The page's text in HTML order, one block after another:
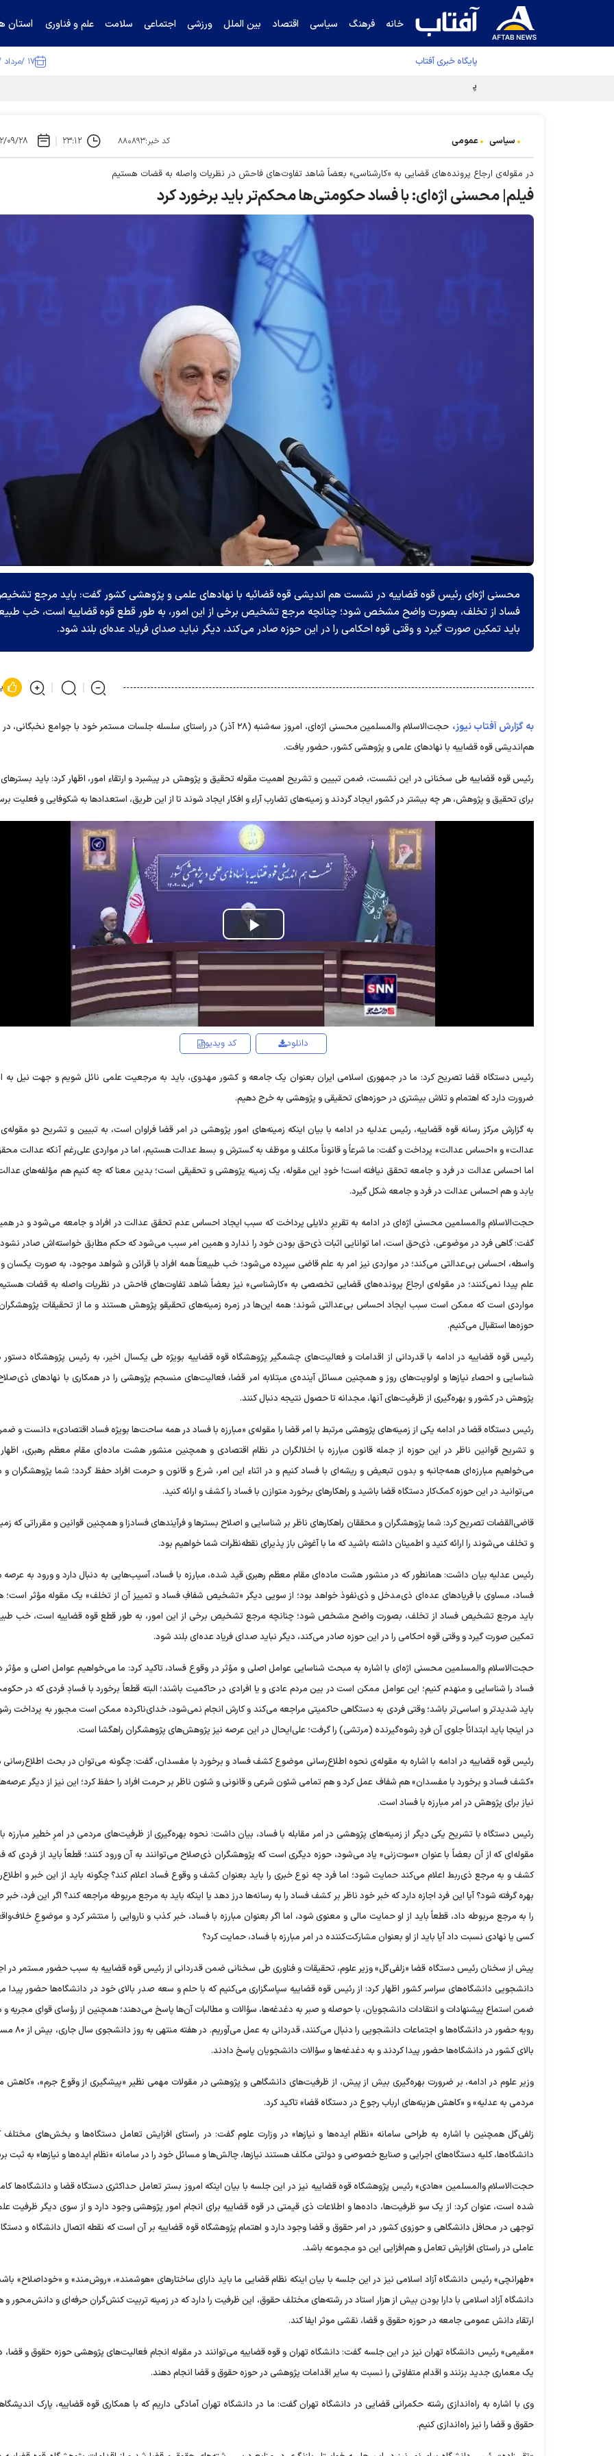
خانه فرهنگ سیاسی اقتصاد بین الملل ورزشی اجتماعی سلامت علم و فناوری استان
پایگاه خبری آفتاب ۱۷ /مرداد /۱۴۰۵
پرس تی‌وی: تفاهم ایران-عمان در دسترس است
سیاسی عمومی کد خبر:۸۸۰۸۹۳ ۲۳:۱۲ ۱۴۰۲/
در مقوله‌ی ارجاع پرونده‌های قضایی به «کارشناسی» بعضاً شاهد تفاوت‌های فاحش در نظریات واصله به قضات هستیم
فیلم| محسنی اژه‌ای: با فساد حکومتی‌ها محکم‌تر باید برخورد کرد
محسنی اژه‌ای رئیس قوه قضاییه در نشست هم اندیشی قوه قضائیه با نهاد‌های علمی و پژوهشی کشور گفت: باید مرجع
فساد از تخلف، بصورت واضح مشخص شود؛ چنانچه مرجع تشخیص برخی از این امور، به طور قطع قوه قضاییه است، خب
باید تمکین صورت گیرد و وقتی قوه احکامی را در این حوزه صادر می‌کند، دیگر نباید صدای فریاد عده‌ای بلند شود.
به گزارش آفتاب نیوز،
حجت‌الاسلام والمسلمین محسنی اژه‌ای، امروز سه‌شنبه (۲۸ آذر) در راستای سلسله جلسات مستمر خود با جوامع
هم‌اندیشی قوه قضاییه با نهاد‌های علمی و پژوهشی کشور، حضور یافت.
رئیس قوه قضاییه طی سخنانی در این نشست، ضمن تبیین و تشریح اهمیت مقوله تحقیق و پژوهش در پیشبرد و ارتقاء امور، اظهار کرد: باید
برای تحقیق و پژوهش، هر چه بیشتر در کشور ایجاد گردند و زمینه‌های تضارب آراء و افکار ایجاد شوند تا از این طریق، استعداد‌ها به شکوفایی و فعلیت
Play
Video
کد ویدیو دانلود
رئیس دستگاه قضا تصریح کرد: ما در جمهوری اسلامی ایران بعنوان یک جامعه و کشور مهدوی، باید به مرجعیت علمی نائل شویم و جهت نیل به
ضرورت دارد که اهتمام و تلاش بیشتری در حوزه‌های تحقیقی و پژوهشی به خرج دهیم.
به گزارش مرکز رسانه قوه قضاییه، رئیس عدلیه در ادامه با بیان اینکه زمینه‌های امور پژوهشی در امر قضا فراوان است، به تبیین و تشریح دو
عدالت» و «احساس عدالت» پرداخت و گفت: ما شرعاً و قانوناً مکلف و موظف به گسترش و بسط عدالت هستیم، اما در مواردی علی‌رغم آنکه عدالت
اما احساس عدالت در فرد و جامعه تحقق نیافته است! خودِ این مقوله، یک زمینه پژوهشی و تحقیقی است؛ بدین معنا که چه کنیم هم مؤلفه‌های
یابد و هم احساس عدالت در فرد و جامعه شکل گیرد.
حجت‌الاسلام والمسلمین محسنی اژه‌ای در ادامه به تقریرِ دلایلی پرداخت که سبب ایجاد احساس عدم تحقق عدالت در افراد و جامعه می‌شود و در
گفت: گاهی فرد در موضوعی، ذی‌حق است، اما توانایی اثبات ذی‌حق بودن خود را ندارد و همین امر سبب می‌شود که حکم مطابق خواسته‌اش صادر
واسطه، احساس بی‌عدالتی می‌کند؛ در مواردی نیز امر به علم قاضی سپرده می‌شود؛ خب طبیعتاً همه افراد با قرائن و شواهد موجود، به صورت یکسان
علم پیدا نمی‌کنند؛ در مقوله‌ی ارجاع پرونده‌های قضایی تخصصی به «کارشناسی» نیز بعضاً شاهد تفاوت‌های فاحش در نظریات واصله به قضات
مواردی است که ممکن است سبب ایجاد احساس بی‌عدالتی شوند؛ همه این‌ها در زمره زمینه‌های تحقیقو پژوهش هستند و ما از تحقیقات
حوزه‌ها استقبال می‌کنیم.
رئیس قوه قضاییه در ادامه با قدردانی از اقدامات و فعالیت‌های چشمگیر پژوهشگاه قوه قضاییه بویژه طی یکسال اخیر، به رئیس پژوهشگاه دستور
شناسایی و احصاء نیاز‌ها و اولویت‌های روز و همچنین مسائل آینده‌ی مبتلابه امر قضا، فعالیت‌های منسجم پژوهشی را در همکاری با نهاد‌های
پژوهش در کشور و بهره‌گیری از ظرفیت‌های آنها، مجدانه تا حصول نتیجه دنبال کنند.
رئیس دستگاه قضا در ادامه یکی از زمینه‌های پژوهشی مرتبط با امر قضا را مقوله‌ی «مبارزه با فساد در همه ساحت‌ها بویژه فساد اقتصادی» دانست و
و تشریح قوانین ناظر در این حوزه از جمله قانون مبارزه با اخلالگران در نظام اقتصادی و همچنین منشور هشت ماده‌ای مقام معظم رهبری،
می‌خواهیم مبارزه‌ای همه‌جانبه و بدون تبعیض و ریشه‌ای با فساد کنیم و در اثناء این امر، شرع و قانون و حرمت افراد حفظ گردد؛ شما پژوهشگران
می‌توانید در این حوزه کمک‌کار دستگاه قضا باشید و راهکار‌های برخورد متوازن با فساد را کشف و ارائه کنید.
قاضی‌القضات تصریح کرد: شما پژوهشگران و محققان راهکار‌های ناظر بر شناسایی و اصلاح بستر‌ها و فرآیند‌های فسادزا و همچنین قوانین و مقرراتی که
و تخلف می‌شوند را ارائه کنید و اطمینان داشته باشید که ما با آغوش باز پذیرای نقطه‌نظرات شما خواهیم بود.
رئیس عدلیه بیان داشت: همانطور که در منشور هشت ماده‌ای مقام معظم رهبری قید شده، مبارزه با فساد، آسیب‌هایی به دنبال دارد و ورود به عرصه
فساد، مساوی با فریاد‌های عده‌ای ذی‌مدخل و ذی‌نفوذ خواهد بود؛ از سویی دیگر «تشخیص شفافِ فساد و تمییز آن از تخلف» یک مقوله مؤثر است؛
باید مرجع تشخیص فساد از تخلف، بصورت واضح مشخص شود؛ چنانچه مرجع تشخیص برخی از این امور، به طور قطع قوه قضاییه است، خب
تمکین صورت گیرد و وقتی قوه احکامی را در این حوزه صادر می‌کند، دیگر نباید صدای فریاد عده‌ای بلند شود.
حجت‌الاسلام والمسلمین محسنی اژه‌ای با اشاره به مبحث شناسایی عوامل اصلی و مؤثر در وقوع فساد، تاکید کرد: ما می‌خواهیم عوامل اصلی و مؤثر
فساد را شناسایی و منهدم کنیم؛ این عوامل ممکن است در بین مردم عادی و یا افرادی در حاکمیت باشند؛ البته قطعاً برخورد با فسادِ فردی که در
باید شدیدتر و اساسی‌تر باشد؛ وقتی فردی به دستگاهی حاکمیتی مراجعه می‌کند و کارش انجام نمی‌شود، خدای‌ناکرده ممکن است مجبور به پرداخت
در اینجا باید ابتدائاً جلوی آن فردِ رشوه‌گیرنده (مرتشی) را گرفت؛ علی‌ایحال در این عرصه نیز پژوهش‌های پژوهشگران راهگشا است.
رئیس قوه قضاییه در ادامه با اشاره به مقوله‌ی نحوه اطلاع‌رسانی موضوع کشف فساد و برخورد با مفسدان، گفت: چگونه می‌توان در بحث
«کشف فساد و برخورد با مفسدان» هم شفاف عمل کرد و هم تمامی شئون شرعی و قانونی و شئون ناظر بر حرمت افراد را حفظ کرد؛ این نیز از دیگر
نیاز برای پژوهش در امر مبارزه با فساد است.
رئیس دستگاه با تشریح یکی دیگر از زمینه‌های پژوهشی در امر مقابله با فساد، بیان داشت: نحوه بهره‌گیری از ظرفیت‌های مردمی در امرِ خطیر مبارزه
مقوله‌ای که از آن بعضاً با عنوان «سوت‌زنی» یاد می‌شود، حوزه دیگری است که پژوهشگران ذی‌صلاح می‌توانند به آن ورود کنند؛ قطعاً باید از فردی که
کشف و به مرجع ذی‌ربط اعلام می‌کند حمایت شود؛ اما فرد چه نوع خبری را باید بعنوان کشف و وقوع فساد اعلام کند؟ چگونه باید از این خبر و
بهره گرفته شود؟ آیا این فرد اجازه دارد که خبر خود ناظر بر کشف فساد را به رسانه‌ها درز دهد یا اینکه باید به مرجع مربوطه مراجعه کند؟ اگر این فرد،
را به مرجع مربوطه داد، قطعاً باید از او حمایت مالی و معنوی شود، اما اگر بعنوان مبارزه با فساد، خبر کذب و ناروایی را منتشر کرد و موضوعِ
کسی یا نهادی نسبت داد آیا باید از او بعنوان مشارکت‌کننده در امر مبارزه با فساد، حمایت کرد؟
پیش از سخنان رئیس دستگاه قضا «زلفی‌گل» وزیر علوم، تحقیقات و فناوری طی سخنانی ضمن قدردانی از رئیس قوه قضاییه به سبب حضور مستمر در
دانشجویی دانشگاه‌های سراسر کشور اظهار کرد: از رئیس قوه قضاییه سپاسگزاری می‌کنیم که با حلم و سعه صدر بالای خود در دانشگاه‌ها حضور پیدا
ضمن استماع پیشنهادات و انتقادات دانشجویان، با حوصله و صبر به دغدغه‌ها، سؤالات و مطالبات آن‌ها پاسخ می‌دهند؛ همچنین از رؤسای قوای مجریه و
رویه حضور در دانشگاه‌ها و اجتماعات
بالای کشور در دانشگاه‌ها حضور پیدا کردند و به دغدغه‌ها و سؤالات دانشجویان پاسخ دادند.
وزیر علوم در ادامه، بر ضرورت بهره‌گیری بیش از پیش، از ظرفیت‌های دانشگاهی و پژوهشی در مقولات مهمی نظیر «پیشگیری از وقوع جرم»، «کاهش
مردمی به عدلیه» و «کاهش هزینه‌های ارباب رجوع در دستگاه قضا» تاکید کرد.
زلفی‌گل همچنین با اشاره به طراحی سامانه «نظام ایده‌ها و نیازها» در وزارت علوم گفت: در راستای افزایش تعامل دستگاه‌ها و بخش‌های مختلف
دانشگاه‌ها، کلیه دستگاه‌های اجرایی و صنایع خصوصی و دولتی مکلف هستند نیازها، چالش‌ها و مسائل خود را در سامانه «نظام ایده‌ها و نیازها» به ثبت
حجت‌الاسلام والمسلمین «هادی» رئیس پژوهشگاه قوه قضاییه نیز در این جلسه با بیان اینکه امروز بستر تعامل حداکثری دستگاه قضا و دانشگاه‌ها
شده است، عنوان کرد: از یک سو ظرفیت‌ها، داده‌ها و اطلاعات ذی قیمتی در قوه قضاییه برای انجام امور پژوهشی وجود دارد و از سوی دیگر ظرفیت
توجهی در محافل دانشگاهی و حوزوی کشور در امر حقوق و قضا وجود دارد و اهتمام پژوهشگاه قوه قضاییه بر آن است که نقطه اتصال دانشگاه و
عاملی در راستای افزایش تعامل و هم‌افزایی این دو مجموعه باشد.
«طهرانچی» رئیس دانشگاه آزاد اسلامی نیز در این جلسه با بیان اینکه نظام قضایی ما باید دارای ساختار‌های «هوشمند»، «روش‌مند» و «خوداصلاح»
دانشگاه آزاد اسلامی با دارا بودن بیش از هزار استاد در رشته‌های مختلف حقوق، این ظرفیت را دارد که در زمینه تربیت کنش‌گران حرفه‌ای و دانش‌محور
ارتقاء دانش عمومی جامعه در حوزه حقوق و قضا، نقشی موثر ایفا کند.
«مقیمی» رئیس دانشگاه تهران نیز در این جلسه گفت: دانشگاه تهران و قوه قضاییه می‌توانند در مقوله انجام فعالیت‌های پژوهشی حوزه حقوق و
یک معماری جدید بزنند و اقدام متفاوتی را نسبت به سایر اقدامات پژوهشی در حوزه حقوق و قضا انجام دهند.
وی با اشاره به راه‌اندازی رشته حکمرانی قضایی در دانشگاه تهران گفت: ما در دانشگاه تهران آمادگی داریم که با همکاری قوه قضاییه، پارک
حقوق و قضا را نیز راه‌اندازی کنیم.